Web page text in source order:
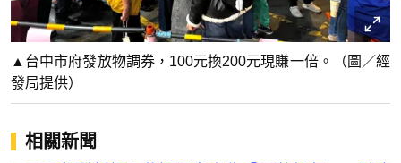
▲台中市府發放物調券，100元換200元現賺一倍。（圖／經
發局提供）
相關新聞